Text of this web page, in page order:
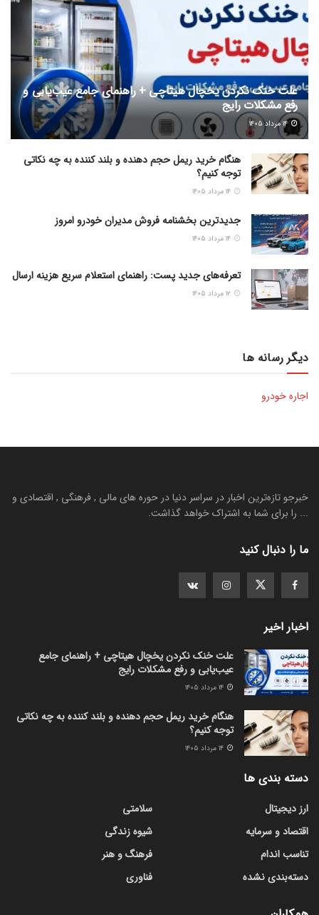
علت خنک نکردن یخچال هیتاچی + راهنمای جامع عیب‌یابی و
رفع مشکلات رایج
۱۴ مرداد ۱۴۰۵
هنگام خرید ریمل حجم دهنده و بلند کننده به چه نکاتی
توجه کنیم؟
جدیدترین بخشنامه فروش مدیران خودرو امروز
تعرفه‌های جدید پست: راهنمای استعلام سریع هزینه ارسال
دیگر رسانه ها
اجاره خودرو
خبرجو تازه‌ترین اخبار در سراسر دنیا در حوره های مالی , فرهنگی , اقتصادی و
... را برای شما به اشتراک خواهد گذاشت.
ما را دنبال کنید
اخبار اخیر
علت خنک نکردن یخچال هیتاچی + راهنمای جامع
عیب‌یابی و رفع مشکلات رایج
هنگام خرید ریمل حجم دهنده و بلند کننده به چه نکاتی
توجه کنیم؟
دسته بندی ها
ارز دیجیتال
اقتصاد و سرمایه
تناسب اندام
دسته‌بندی نشده
سلامتی
شیوه زندگی
فرهنگ و هنر
فناوری